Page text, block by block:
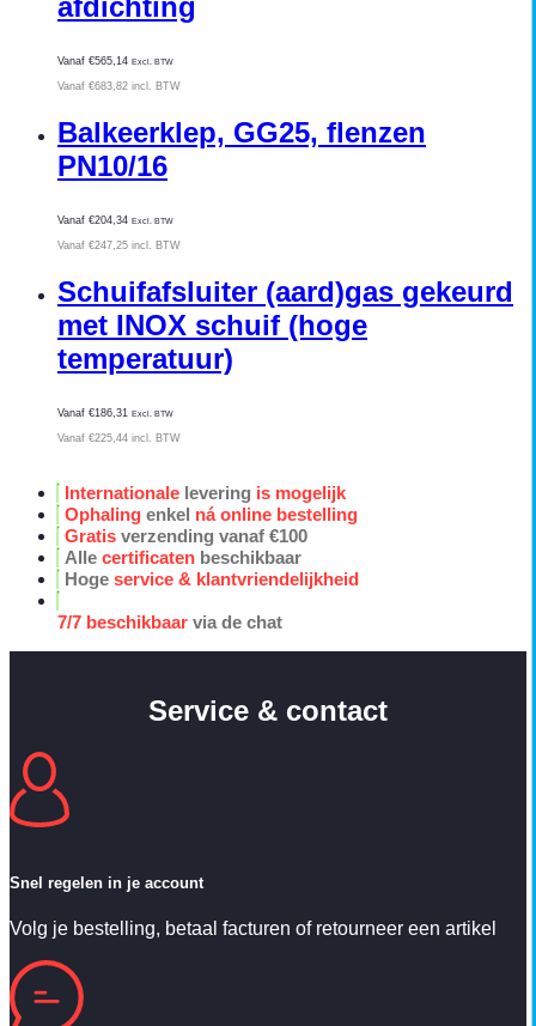
afdichting
Vanaf €565,14 Excl. BTW
Vanaf €683,82 incl. BTW
Balkeerklep, GG25, flenzen
PN10/16
Vanaf €204,34 Excl. BTW
Vanaf €247,25 incl. BTW
Schuifafsluiter (aard)gas gekeurd
met INOX schuif (hoge
temperatuur)
Vanaf €186,31 Excl. BTW
Vanaf €225,44 incl. BTW
Internationale levering is mogelijk
Ophaling enkel ná online bestelling
Gratis verzending vanaf €100
Alle certificaten beschikbaar
Hoge service & klantvriendelijkheid
7/7 beschikbaar via de chat
Service & contact
Snel regelen in je account
Volg je bestelling, betaal facturen of retourneer een artikel